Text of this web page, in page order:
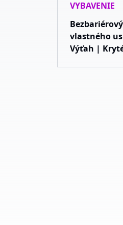
VYBAVENIE
vlastného
Výťah |